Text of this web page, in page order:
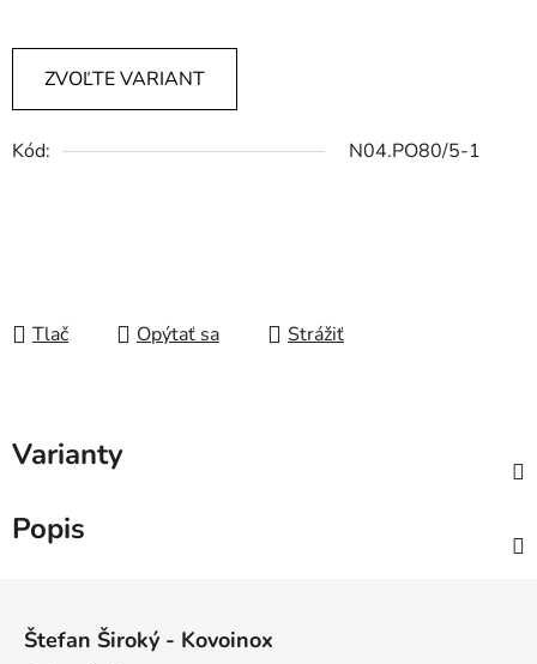
ZVOĽTE VARIANT
Kód: N04.PO80/5-1
Tlač Opýtať sa Strážiť
Varianty
Popis
Štefan Široký - Kovoinox